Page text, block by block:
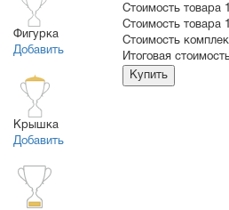
Фигурка
Добавить
Крышка
Добавить
Стоимость товара
Cтоимость товара
Стоимость
Итоговая
Купить